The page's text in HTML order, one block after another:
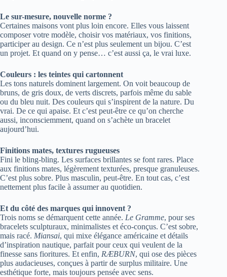
Le sur-mesure, nouvelle norme ?
Certaines maisons vont plus loin encore. Elles vous laissent
composer votre modèle, choisir vos matériaux, vos finitions,
participer au design. Ce n’est plus seulement un bijou. C’est
un projet. Et quand on y pense… c’est aussi ça, le vrai luxe.
Couleurs : les teintes qui cartonnent
Les tons naturels dominent largement. On voit beaucoup de
bruns, de gris doux, de verts discrets, parfois même du sable
ou du bleu nuit. Des couleurs qui s’inspirent de la nature. Du
vrai. De ce qui apaise. Et c’est peut-être ce qu’on cherche
aussi, inconsciemment, quand on s’achète un bracelet
aujourd’hui.
Finitions mates, textures rugueuses
Fini le bling-bling. Les surfaces brillantes se font rares. Place
aux finitions mates, légèrement texturées, presque granuleuses.
C’est plus sobre. Plus masculin, peut-être. En tout cas, c’est
nettement plus facile à assumer au quotidien.
Et du côté des marques qui innovent ?
Trois noms se démarquent cette année. Le Gramme, pour ses
bracelets sculpturaux, minimalistes et éco-conçus. C’est sobre,
mais racé. Miansai, qui mixe élégance américaine et détails
d’inspiration nautique, parfait pour ceux qui veulent de la
finesse sans fioritures. Et enfin, RÆBURN, qui ose des pièces
plus audacieuses, conçues à partir de surplus militaire. Une
esthétique forte, mais toujours pensée avec sens.